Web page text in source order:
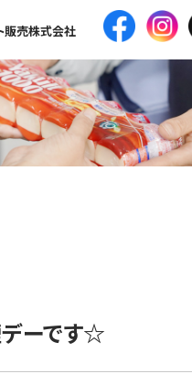
販売株式会社
ーです☆